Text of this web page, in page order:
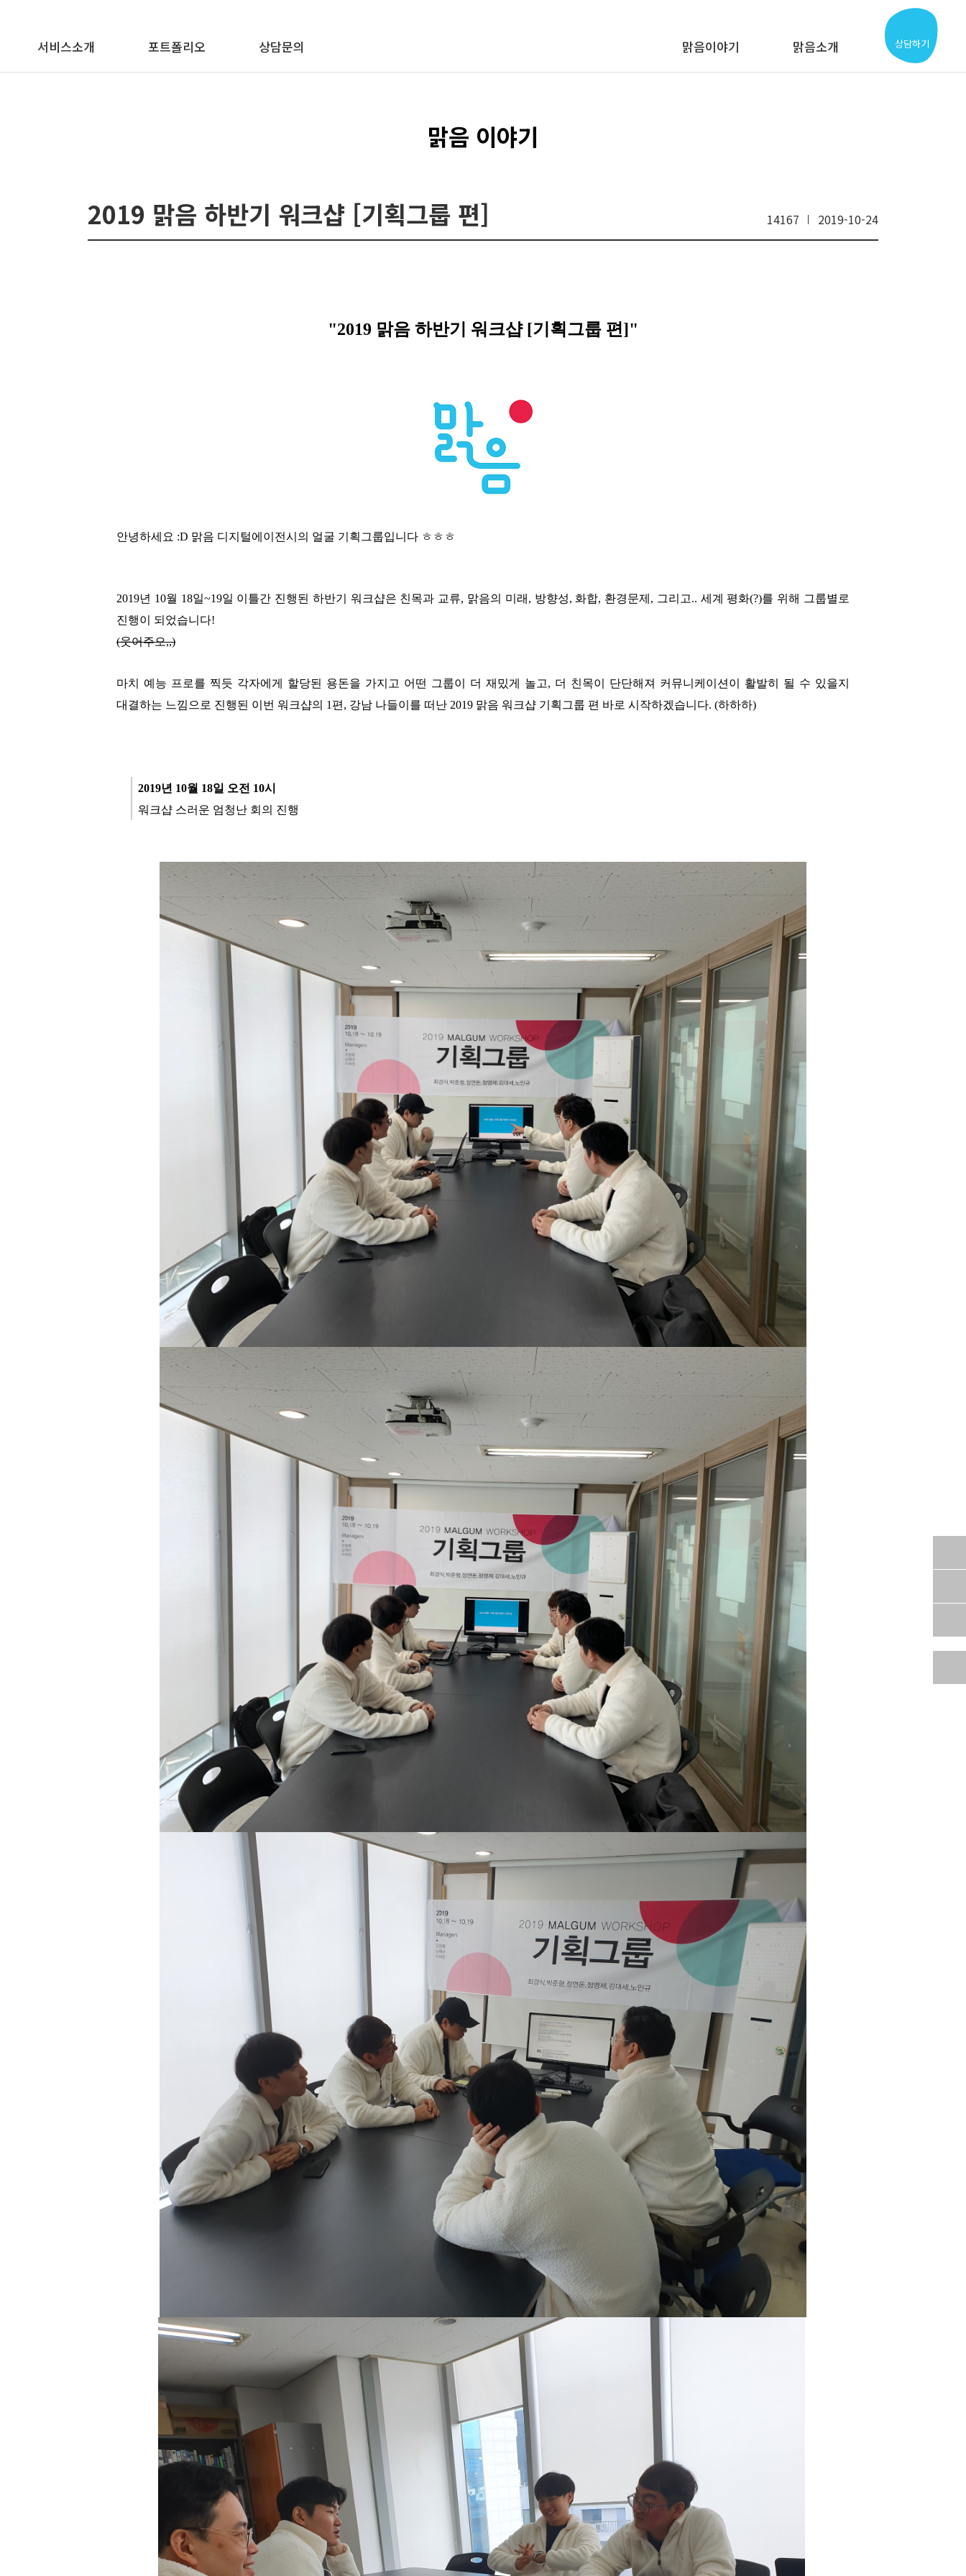
상담하기
서비스소개 포트폴리오 상담문의 맑음이야기 맑음소개
맑음 이야기
2019 맑음 하반기 워크샵 [기획그룹 편] 14167 2019-10-24
"2019 맑음 하반기 워크샵 [기획그룹 편]"
안녕하세요 :D 맑음 디지털에이전시의 얼굴 기획그룹입니다 ㅎㅎㅎ
2019년 10월 18일~19일 이틀간 진행된 하반기 워크샵은 친목과 교류, 맑음의 미래, 방향성, 화합, 환경문제, 그리고.. 세계 평화(?)를 위해 그룹별로
진행이 되었습니다!
(웃어주오,,)
마치 예능 프로를 찍듯 각자에게 할당된 용돈을 가지고 어떤 그룹이 더 재밌게 놀고, 더 친목이 단단해져 커뮤니케이션이 활발히 될 수 있을지
대결하는 느낌으로 진행된 이번 워크샵의 1편, 강남 나들이를 떠난 2019 맑음 워크샵 기획그룹 편 바로 시작하겠습니다. (하하하)
2019년 10월 18일 오전 10시
워크샵 스러운 엄청난 회의 진행